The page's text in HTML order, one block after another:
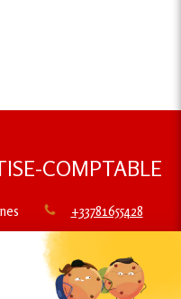
COMPTABLE
+33781655428